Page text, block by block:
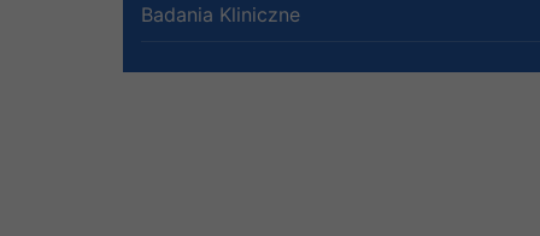
Badania Kliniczne